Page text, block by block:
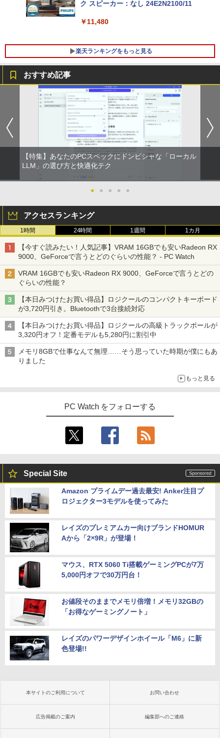
パソコン Windows11 Office付｜Core i5
DELL Latitude 3500｜中古パソコン 中
タイプC｜Word Excel PowerPoint
￥33,800
パソコン 最新オフィス 第10世代 国内メ
Pro NEC Mate MKH29B-9 Core i7 16G
￥84,000
ク スピーカー：なし 24E2N2100/11
￥11,480
楽天ランキングをもっと見る
MAZZEL 1st photobook with ZEAL [
MAZZEL ]
￥4,950
信じていた仲間達にダンジョン奥地で殺
ベル9999の仲間達を手に入れて元パーテ
ィーメンバーと世界に復讐＆『ざま
￥792
3
【漫画全巻セット】【中古】NARUTO
（ナルト） ＜1〜72巻完結＞ 岸本斉史
￥20,750
【いたわりセット付き】1年をおいしくす
こやかに過ごす養生手帳2027 （インプレ
ス手帳2027） [ 久保奈穂実 ]
￥3,080
【中古】HUNTER×HUNTER(ハンターハ
局受取対応】
￥20,900
おすすめ記事
【特集】あなたのPCスペックにドンピシャな「ローカル
LLM」の選び方と快適化テク
● ● ● ● ●
アクセスランキング
1時間 24時間 1週間 1カ月
【今すぐ読みたい！人気記事】VRAM 16GBでも安いRadeon RX
9000、GeForceで言うとどのぐらいの性能？ - PC Watch
VRAM 16GBでも安いRadeon RX 9000、GeForceで言うとどの
ぐらいの性能？
【本日みつけたお買い得品】ロジクールのコンパクトキーボード
が3,720円引き。Bluetoothで3台接続対応
【本日みつけたお買い得品】ロジクールの高級トラックボールが
3,320円オフ！定番モデルも5,280円に割引中
メモリ8GBで仕事なんて無理……そう思っていた時期が僕にもあ
りました
もっと見る
PC Watch をフォローする
Special Site
Amazon プライムデー過去最安! Anker注目プ
ロジェクター3モデルを使ってみた
レイズのプレミアムカー向けブランドHOMUR
Aから「2×9R」が登場！
マウス、RTX 5060 Ti搭載ゲーミングPCが7万
5,000円オフで30万円台！
お値段そのままでメモリ倍増！メモリ32GBの
「お得なゲーミングノート」
レイズのパワーデザインホイール「M6」に新
色登場!!
本サイトのご利用について お問い合わせ
広告掲載のご案内 編集部へのご連絡